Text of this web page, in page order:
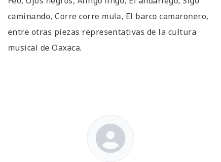
caminando, Corre corre mula, El barco camaronero,
entre otras piezas representativas de la cultura
musical de Oaxaca.